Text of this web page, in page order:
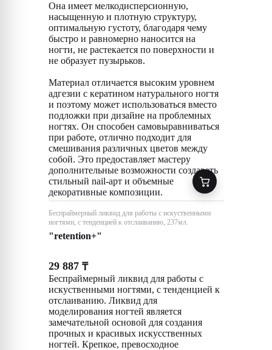
Она имеет мелкодисперсионную,
насыщенную и плотную структуру,
оптимальную густоту, благодаря чему
быстро и равномерно наносится на
ногти, не растекается по поверхности и
не образует пузырьков.
Материал отличается высоким уровнем
адгезии с кератином натурального ногтя
и поэтому может использоваться вместо
подложки при дизайне на проблемных
ногтях. Он способен самовыравниваться
при работе, отлично подходит для
смешивания различных цветов между
собой. Это предоставляет мастеру
дополнительные возможности создавать
стильный nail-арт и объемные
декоративные композиции.
Беспраймерный ликвид для работы с искуственными
ногтями, с тенденцией к отслаиванию, 237мл.
"retention+"
29 887 ₸
Беспраймерный ликвид для работы с
искуственными ногтями, с тенденцией к
отслаиванию. Ликвид для
моделирования ногтей является
замечательной основой для создания
прочных и красивых искусственных
ногтей. Крепкое, превосходное